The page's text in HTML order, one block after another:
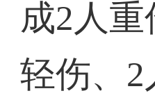
成2人重
轻伤、